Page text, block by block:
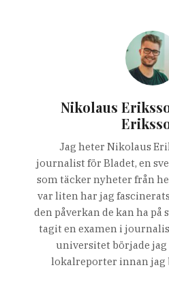
Nikolaus
Jag heter Nikolaus
journalist för Bladet, en
som täcker nyheter från
var liten har jag
den påverkan de kan ha på
tagit en examen i
universitet började
lokalreporter innan jag